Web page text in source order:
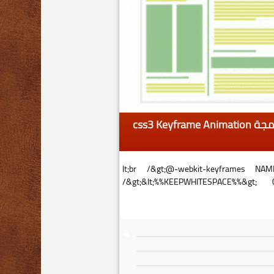
بناء التأثيرات المتحركة في برمجة css3 Keyframe Animation
[css]&lt;br /&gt;@-webkit-keyframes
/
/